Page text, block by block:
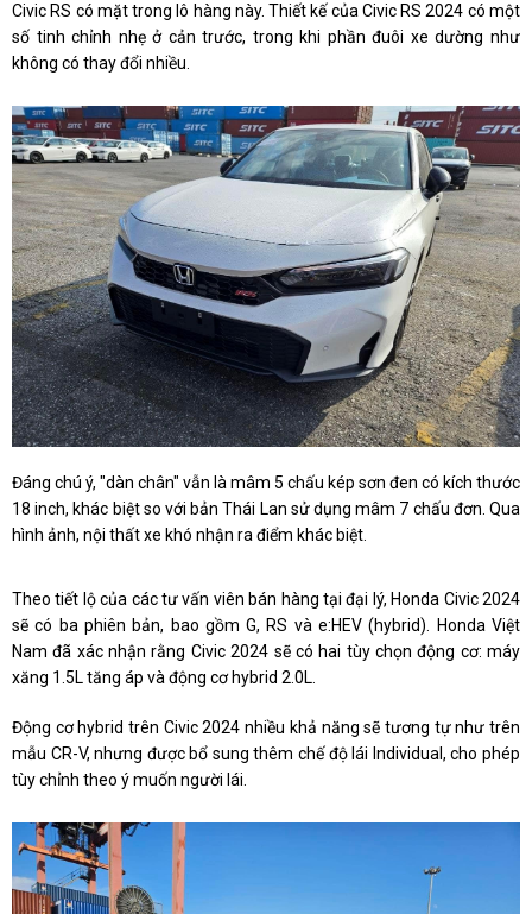
Civic RS có mặt trong lô hàng này. Thiết kế của Civic RS 2024 có một
số tinh chỉnh nhẹ ở cản trước, trong khi phần đuôi xe dường như
không có thay đổi nhiều.
Đáng chú ý, "dàn chân" vẫn là mâm 5 chấu kép sơn đen có kích thước
18 inch, khác biệt so với bản Thái Lan sử dụng mâm 7 chấu đơn. Qua
hình ảnh, nội thất xe khó nhận ra điểm khác biệt.
Theo tiết lộ của các tư vấn viên bán hàng tại đại lý, Honda Civic 2024
sẽ có ba phiên bản, bao gồm G, RS và e:HEV (hybrid). Honda Việt
Nam đã xác nhận rằng Civic 2024 sẽ có hai tùy chọn động cơ: máy
xăng 1.5L tăng áp và động cơ hybrid 2.0L.
Động cơ hybrid trên Civic 2024 nhiều khả năng sẽ tương tự như trên
mẫu CR-V, nhưng được bổ sung thêm chế độ lái Individual, cho phép
tùy chỉnh theo ý muốn người lái.